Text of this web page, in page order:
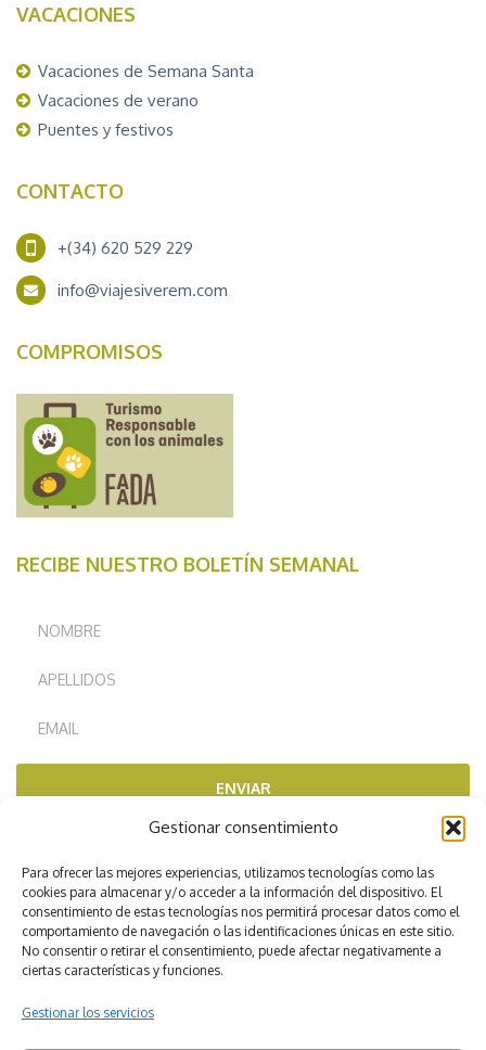
Gestionar consentimiento
Para ofrecer las mejores experiencias, utilizamos tecnologías como las
cookies para almacenar y/o acceder a la información del dispositivo. El
consentimiento de estas tecnologías nos permitirá procesar datos como el
comportamiento de navegación o las identificaciones únicas en este sitio.
No consentir o retirar el consentimiento, puede afectar negativamente a
ciertas características y funciones.
Gestionar los servicios
VACACIONES
Vacaciones de Semana Santa
Vacaciones de verano
Puentes y festivos
CONTACTO
+(34) 620 529 229
info@viajesiverem.com
COMPROMISOS
RECIBE NUESTRO BOLETÍN SEMANAL
ENVIAR